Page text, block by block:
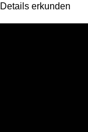
Details erkunden